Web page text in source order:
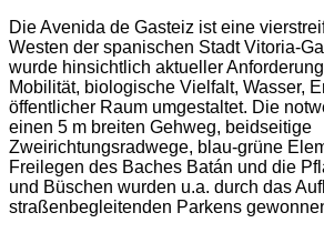
Die Avenida de Gasteiz ist eine
Westen der spanischen Stadt Vitoria-
wurde hinsichtlich aktueller
Mobilität, biologische Vielfalt, Wasser,
öffentlicher Raum umgestaltet. Die
einen 5 m breiten Gehweg, beidseitige
Zweirichtungsradwege, blau-grüne
Freilegen des Baches Batán und die
und Büschen wurden u.a. durch das
straßenbegleitenden Parkens